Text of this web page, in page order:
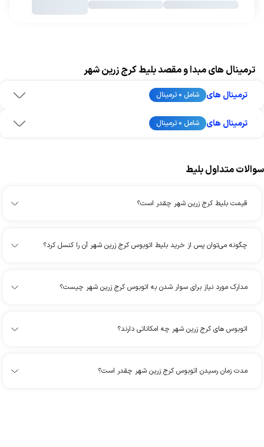
ترمینال های مبدا و مقصد بلیط کرج زرین شهر
ترمینال های شامل 0 ترمینال
ترمینال های شامل 0 ترمینال
سوالات متداول بلیط
قیمت بلیط کرج زرین شهر چقدر است؟
چگونه می‌توان پس از خرید بلیط اتوبوس کرج زرین شهر آن را کنسل کرد؟
مدارک مورد نیاز برای سوار شدن به اتوبوس کرج زرین شهر چیست؟
اتوبوس های کرج زرین شهر چه امکاناتی دارند؟
مدت زمان رسیدن اتوبوس کرج زرین شهر چقدر است؟